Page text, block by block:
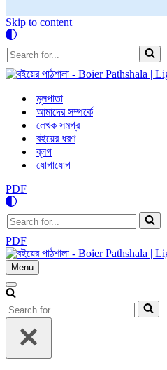
Skip to content
Search
for...
মূলপাতা
আমাদের সম্পর্কে
লেখক সমগ্র
বইয়ের ধরণ
ব্লগ
যোগাযোগ
PDF
Search
for...
PDF
Menu
Navigation
Navigation
Menu
Search
for...